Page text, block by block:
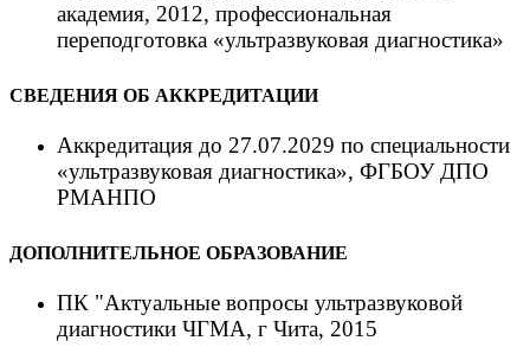
академия, 2012, профессиональная
переподготовка «ультразвуковая диагностика»
СВЕДЕНИЯ ОБ АККРЕДИТАЦИИ
Аккредитация до 27.07.2029 по специальности
«ультразвуковая диагностика», ФГБОУ ДПО
РМАНПО
ДОПОЛНИТЕЛЬНОЕ ОБРАЗОВАНИЕ
ПК "Актуальные вопросы ультразвуковой
диагностики ЧГМА, г Чита, 2015